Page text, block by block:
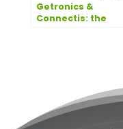
Getronics &
Connectis: the